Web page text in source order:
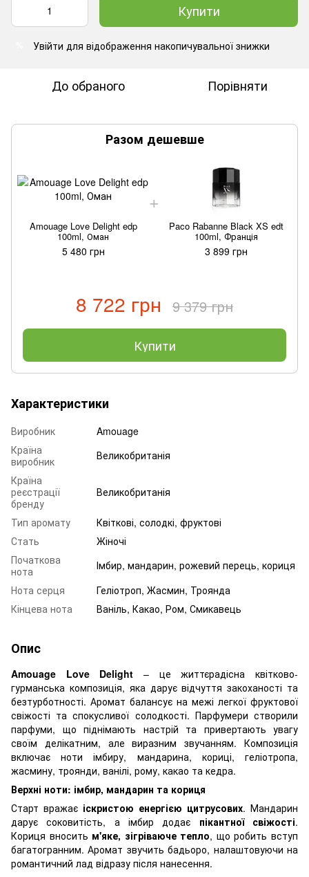
Купити
Увійти для відображення накопичувальної знижки
До обраного Порівняти
Разом дешевше
Amouage Love Delight edp
100ml, Оман
5 480 грн
Paco Rabanne Black XS edt
100ml, Франція
3 899 грн
8 722 грн 9 379 грн
Купити
Характеристики
Виробник
Amouage
Країна
виробник
Великобританія
Країна
реєстрації
бренду
Великобританія
Тип аромату
Квіткові, солодкі, фруктові
Стать
Жіночі
Початкова
нота
Імбир, мандарин, рожевий перець, кориця
Нота серця
Геліотроп, Жасмин, Троянда
Кінцева нота
Ваніль, Какао, Ром, Смикавець
Опис
Amouage Love Delight – це життєрадісна квітково-
гурманська композиція, яка дарує відчуття закоханості та
безтурботності. Аромат балансує на межі легкої фруктової
свіжості та спокусливої солодкості. Парфумери створили
парфуми, що піднімають настрій та привертають увагу
своїм делікатним, але виразним звучанням. Композиція
включає ноти імбиру, мандарина, кориці, геліотропа,
жасмину, троянди, ванілі, рому, какао та кедра.
Верхні ноти: імбир, мандарин та кориця
Старт вражає іскристою енергією цитрусових. Мандарин
дарує соковитість, а імбир додає пікантної свіжості.
Кориця вносить м'яке, зігріваюче тепло, що робить вступ
багатогранним. Аромат звучить бадьоро, налаштовуючи на
романтичний лад відразу після нанесення.